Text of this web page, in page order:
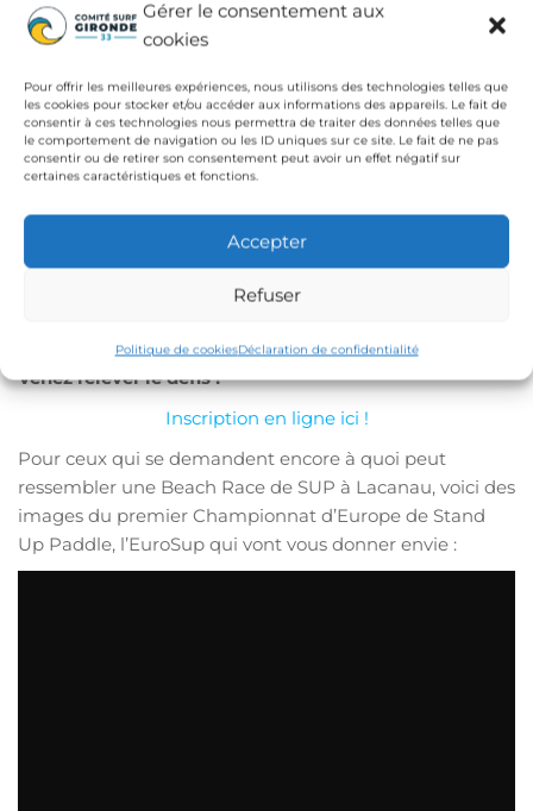
Gérer le consentement aux
cookies
Pour offrir les meilleures expériences, nous utilisons des technologies telles que
les cookies pour stocker et/ou accéder aux informations des appareils. Le fait de
consentir à ces technologies nous permettra de traiter des données telles que
le comportement de navigation ou les ID uniques sur ce site. Le fait de ne pas
consentir ou de retirer son consentement peut avoir un effet négatif sur
certaines caractéristiques et fonctions.
Accepter
Refuser
Politique de cookiesDéclaration de confidentialité
vérification documents (certificat / licence /
autorisation parentale),
Dans l’aprés-midi, 30mns avant le départ :
Briefing pour tous les compétiteurs
(parcours)
Dans l’aprés-midi :
Course
se frotter aux célèbres vagues Canaulaises
Venez relever le défis !
Inscription en ligne ici !
Pour ceux qui se demandent encore à quoi peut
ressembler une Beach Race de SUP à Lacanau, voici des
images du premier Championnat d’Europe de Stand
Up Paddle, l’EuroSup qui vont vous donner envie :